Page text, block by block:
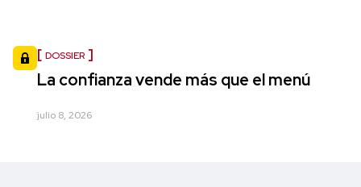
DOSSIER
La confianza vende más que el menú
julio 8, 2026